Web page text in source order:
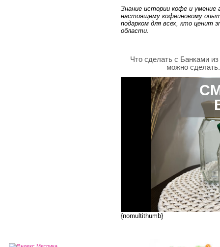
Знание истории кофе и
настоящему кофеиновому
подарком для всех, кто ценит
области.
Что сделать с Банками
можно
{nomultithumb}